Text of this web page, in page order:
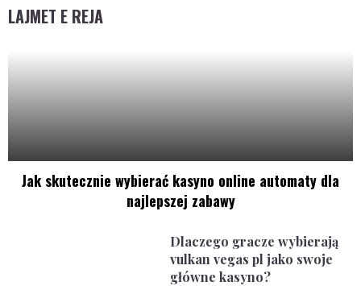
LAJMET E REJA
Jak skutecznie wybierać kasyno online automaty dla
najlepszej zabawy
Dlaczego gracze wybierają
vulkan vegas pl jako swoje
główne kasyno?